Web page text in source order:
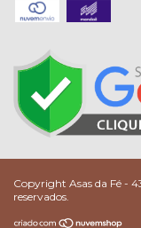
Copyright Asas da Fé -
reservados.